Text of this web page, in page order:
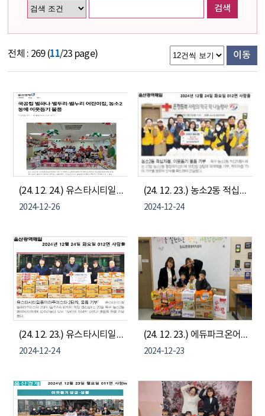
검색
전체 : 269 (11/23 page) 이동
(24. 12. 24.) 유스타시티일동미라주더스타 국공립 별하나, 별두리, 별누리어린이집 - 농소2동 이웃돕기 물품 기부
2024-12-26
(24. 12. 23.) 농소2동 적십자 봉사회 "떡국떡" 전달
2024-12-24
(24. 12. 23.) 유스타시티일동미라주더스타2단지 - 농소2동나눔냉장고 식료품 및 생필품 기부
2024-12-24
(24. 12. 23.) 에듀파크온어린이집 - 농소2동나눔냉장고 식료품 및 생필품 기부
2024-12-23